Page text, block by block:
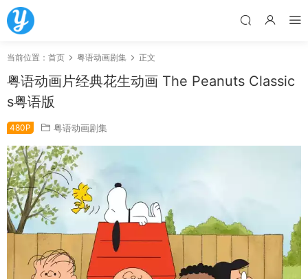
当前位置： 首页 粤语动画剧集 正文
粤语动画片经典花生动画 The Peanuts Classic
s粤语版
480P 粤语动画剧集